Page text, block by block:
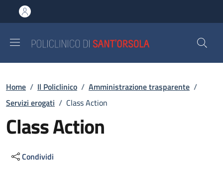
al contenuto principale
to footer content
Briciole di pane
Home / Il Policlinico / Amministrazione trasparente /
Servizi erogati / Class Action
Class Action
Condividi